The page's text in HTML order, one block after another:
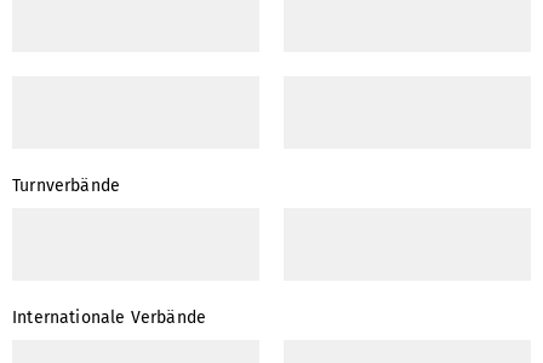
Turnverbände
Internationale Verbände